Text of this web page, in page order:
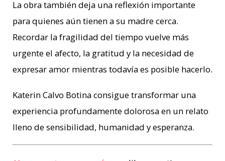
La obra también deja una reflexión importante
para quienes aún tienen a su madre cerca.
Recordar la fragilidad del tiempo vuelve más
urgente el afecto, la gratitud y la necesidad de
expresar amor mientras todavía es posible hacerlo.
Katerin Calvo Botina consigue transformar una
experiencia profundamente dolorosa en un relato
lleno de sensibilidad, humanidad y esperanza.